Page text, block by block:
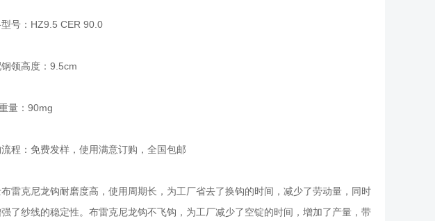
号：HZ9.5 CER 90.0
钢领高度：9.5cm
量：90mg
程：免费发样，使用满意订购，全国包邮
雷克尼龙钩耐磨度高，使用周期长，为工厂省去了换钩的时间，减少了劳动量，同时
了纱线的稳定性。布雷克尼龙钩不飞钩，为工厂减少了空锭的时间，增加了产量，带